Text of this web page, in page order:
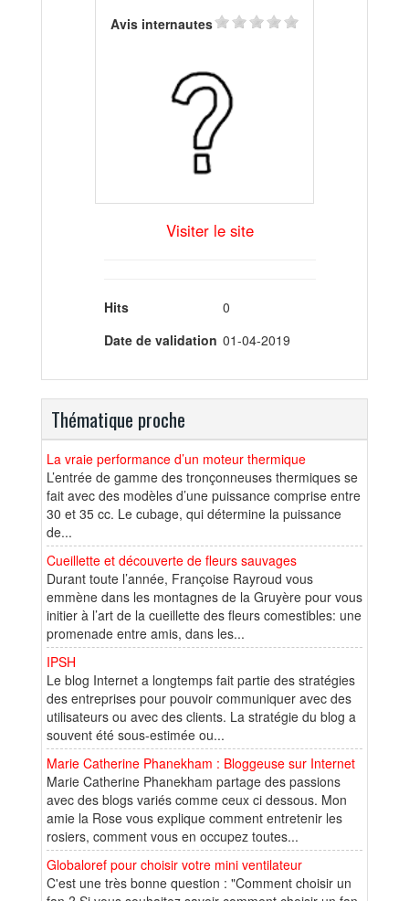
Avis internautes
Visiter le site
Hits
0
Date de validation 01-04-2019
Thématique proche
La vraie performance d’un moteur thermique
L’entrée de gamme des tronçonneuses thermiques se
fait avec des modèles d’une puissance comprise entre
30 et 35 cc. Le cubage, qui détermine la puissance
de...
Cueillette et découverte de fleurs sauvages
Durant toute l’année, Françoise Rayroud vous
emmène dans les montagnes de la Gruyère pour vous
initier à l’art de la cueillette des fleurs comestibles: une
promenade entre amis, dans les...
IPSH
Le blog Internet a longtemps fait partie des stratégies
des entreprises pour pouvoir communiquer avec des
utilisateurs ou avec des clients. La stratégie du blog a
souvent été sous-estimée ou...
Marie Catherine Phanekham : Bloggeuse sur Internet
Marie Catherine Phanekham partage des passions
avec des blogs variés comme ceux ci dessous. Mon
amie la Rose vous explique comment entretenir les
rosiers, comment vous en occupez toutes...
Globaloref pour choisir votre mini ventilateur
C'est une très bonne question : "Comment choisir un